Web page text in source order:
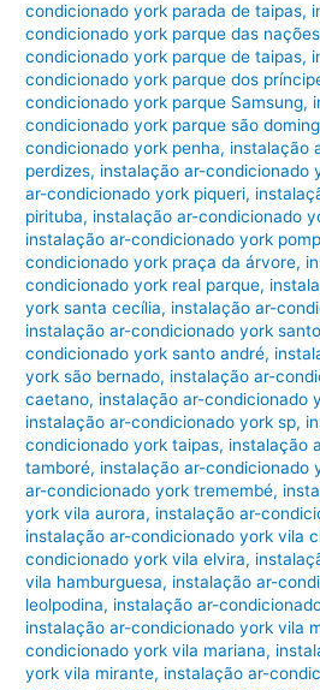
condicionado york parada de taipas,
condicionado york parque das
condicionado york parque de taipas,
condicionado york parque dos
condicionado york parque Samsung,
condicionado york parque são
condicionado york penha, instalação
perdizes, instalação ar-condicionado
ar-condicionado york piqueri,
pirituba, instalação ar-condicionado
instalação ar-condicionado york
condicionado york praça da árvore,
condicionado york real parque,
york santa cecília, instalação ar-
instalação ar-condicionado york
condicionado york santo andré,
york são bernado, instalação ar-
caetano, instalação ar-condicionado
instalação ar-condicionado york sp,
condicionado york taipas, instalação
tamboré, instalação ar-condicionado
ar-condicionado york tremembé,
york vila aurora, instalação ar-
instalação ar-condicionado york vila
condicionado york vila elvira,
vila hamburguesa, instalação ar-
leolpodina, instalação ar-
instalação ar-condicionado york vila
condicionado york vila mariana,
york vila mirante, instalação ar-